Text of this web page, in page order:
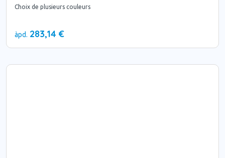
Choix de plusieurs couleurs
àpd. 283,14 €